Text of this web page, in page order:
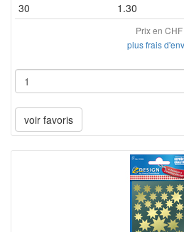
30 1.30
Prix en CHF
plus frais
voir favoris